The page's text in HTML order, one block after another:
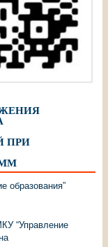
ПРИ
образования”
“Управление